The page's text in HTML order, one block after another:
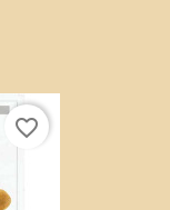
favorite_border